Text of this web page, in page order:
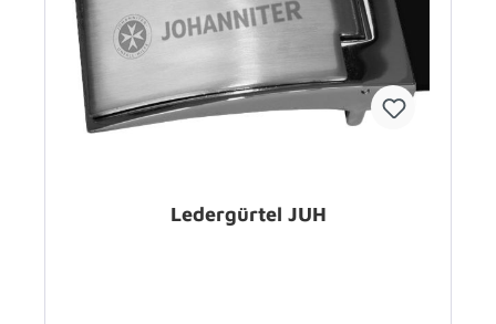
Ledergürtel JUH